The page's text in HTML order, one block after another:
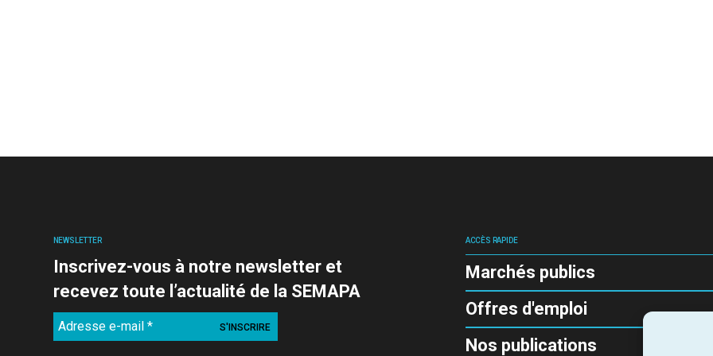
NEWSLETTER
Inscrivez-vous à notre newsletter et
recevez toute l’actualité de la SEMAPA
ACCÈS RAPIDE
Marchés publics
Offres d'emploi
Nos publications